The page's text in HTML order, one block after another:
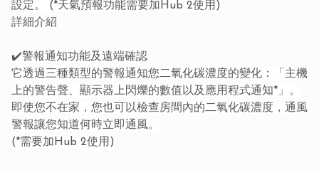
設定。 (*天氣預報功能需要加Hub 2使用)
詳細介紹
✔️警報通知功能及遠端確認
它透過三種類型的警報通知您二氧化碳濃度的變化：「主機
上的警告聲、顯示器上閃爍的數值以及應用程式通知*」。
即使您不在家，您也可以檢查房間內的二氧化碳濃度，通風
警報讓您知道何時立即通風。
(*需要加Hub 2使用)